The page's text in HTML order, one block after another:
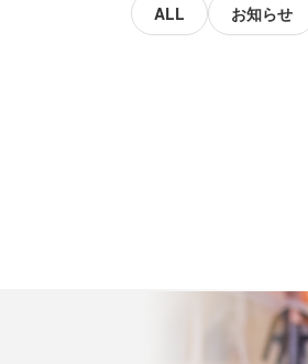
ALL お知らせ